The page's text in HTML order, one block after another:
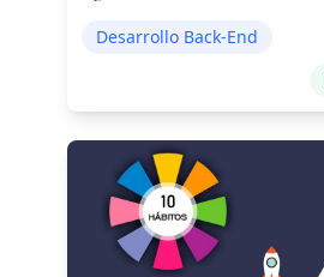
Desarrollo Back-End